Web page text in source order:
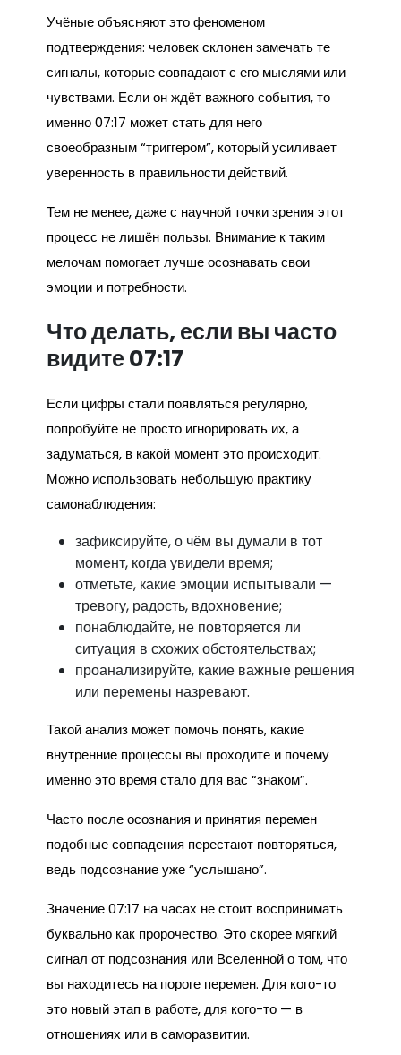
Учёные объясняют это феноменом
подтверждения: человек склонен замечать те
сигналы, которые совпадают с его мыслями или
чувствами. Если он ждёт важного события, то
именно 07:17 может стать для него
своеобразным “триггером”, который усиливает
уверенность в правильности действий.
Тем не менее, даже с научной точки зрения этот
процесс не лишён пользы. Внимание к таким
мелочам помогает лучше осознавать свои
эмоции и потребности.
Что делать, если вы часто
видите 07:17
Если цифры стали появляться регулярно,
попробуйте не просто игнорировать их, а
задуматься, в какой момент это происходит.
Можно использовать небольшую практику
самонаблюдения:
зафиксируйте, о чём вы думали в тот
момент, когда увидели время;
отметьте, какие эмоции испытывали —
тревогу, радость, вдохновение;
понаблюдайте, не повторяется ли
ситуация в схожих обстоятельствах;
проанализируйте, какие важные решения
или перемены назревают.
Такой анализ может помочь понять, какие
внутренние процессы вы проходите и почему
именно это время стало для вас “знаком”.
Часто после осознания и принятия перемен
подобные совпадения перестают повторяться,
ведь подсознание уже “услышано”.
Значение 07:17 на часах не стоит воспринимать
буквально как пророчество. Это скорее мягкий
сигнал от подсознания или Вселенной о том, что
вы находитесь на пороге перемен. Для кого-то
это новый этап в работе, для кого-то — в
отношениях или в саморазвитии.